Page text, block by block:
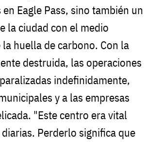
Eagle Pass, sino también un
la ciudad con el medio
huella de carbono. Con la
destruida, las operaciones
indefinidamente,
y a las empresas
"Este centro era vital
Perderlo significa que